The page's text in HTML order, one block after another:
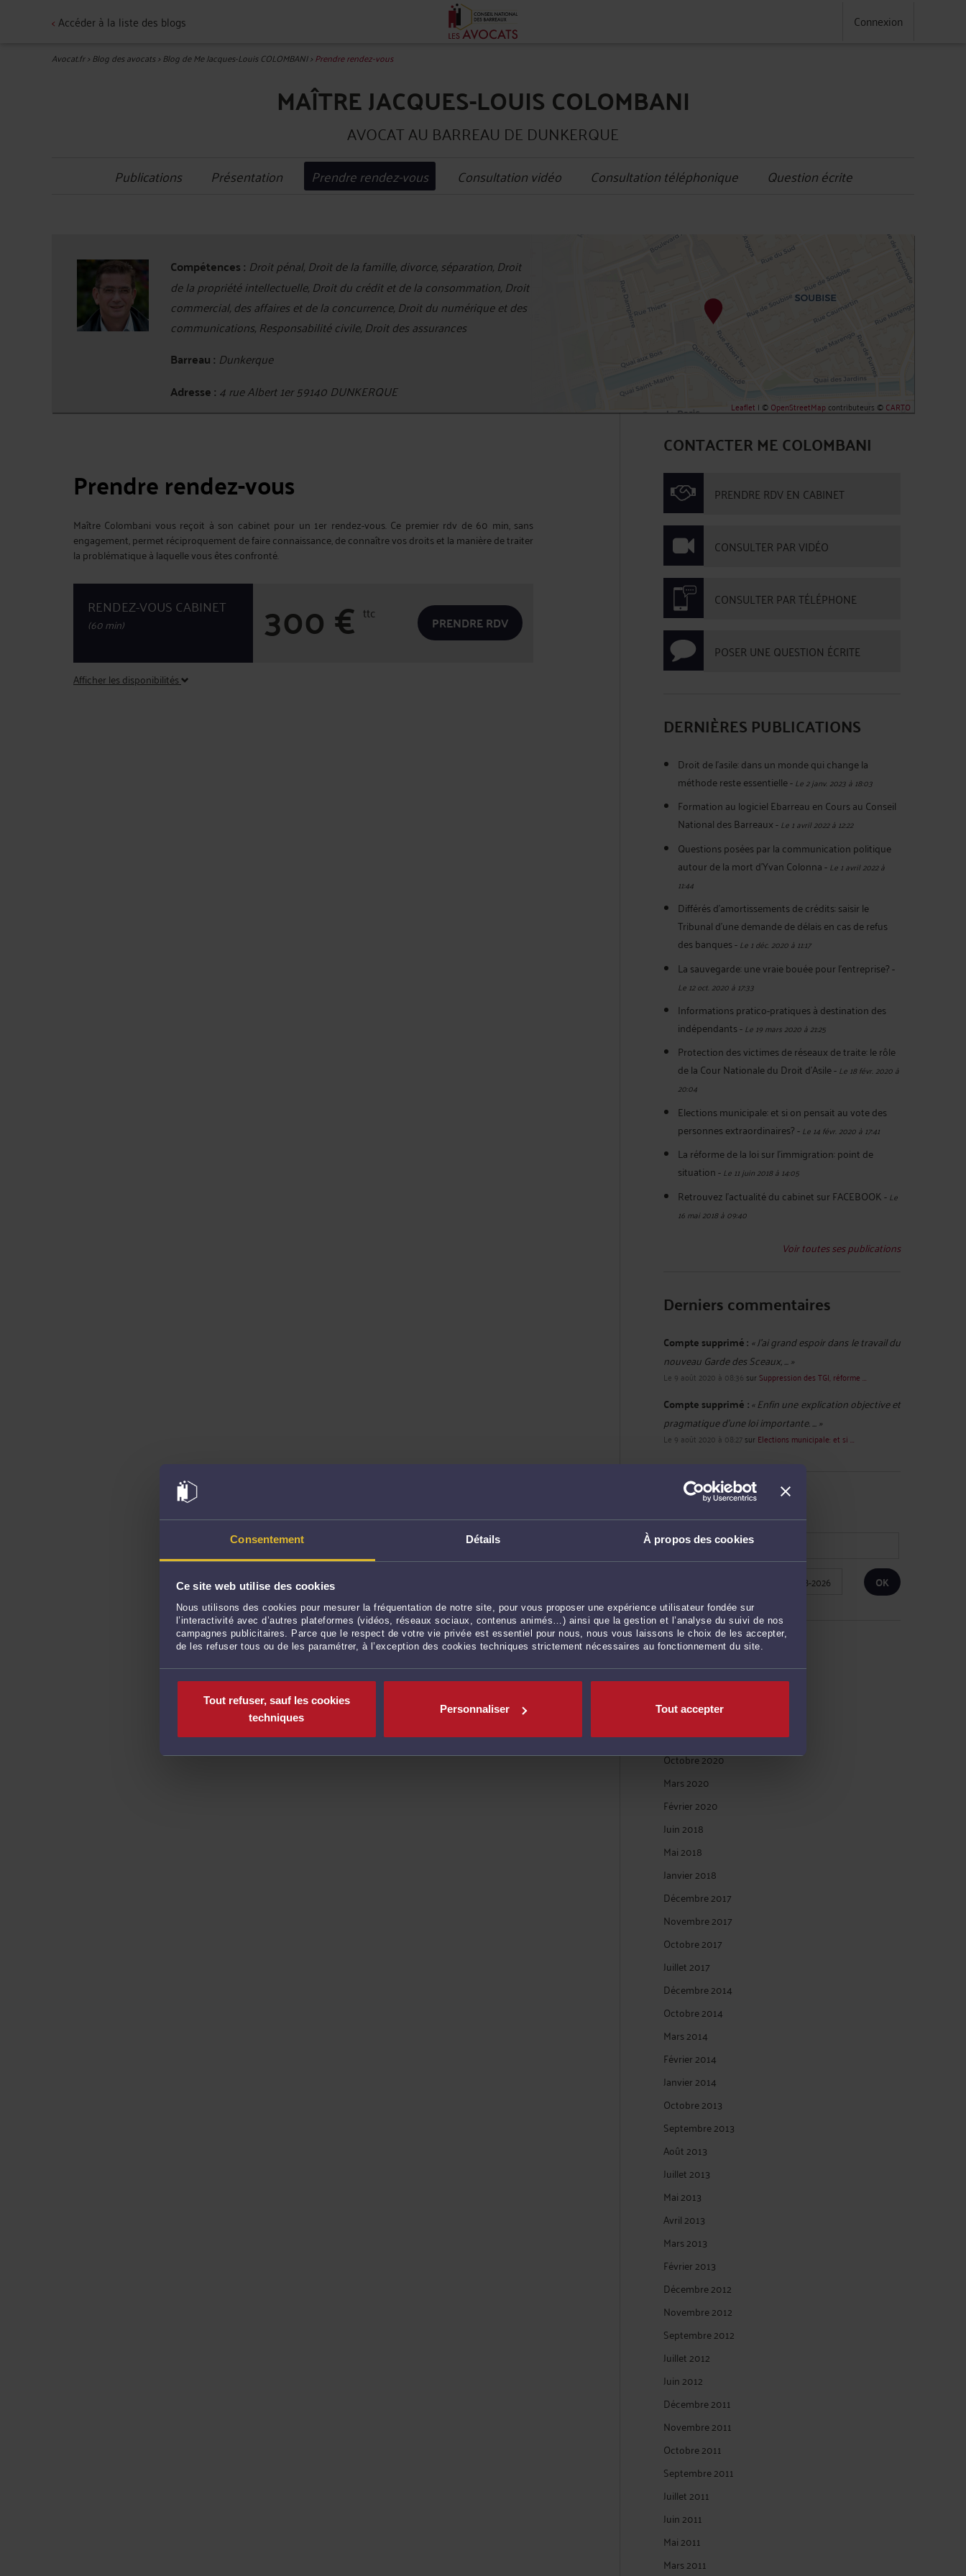
Consentement Détails À propos des cookies
Ce site web utilise des cookies
Nous utilisons des cookies pour mesurer la fréquentation de notre site, pour vous proposer une expérience utilisateur fondée sur
l’interactivité avec d’autres plateformes (vidéos, réseaux sociaux, contenus animés…) ainsi que la gestion et l’analyse du suivi de nos
campagnes publicitaires. Parce que le respect de votre vie privée est essentiel pour nous, nous vous laissons le choix de les accepter,
de les refuser tous ou de les paramétrer, à l’exception des cookies techniques strictement nécessaires au fonctionnement du site.
Tout refuser, sauf les cookies
techniques
Personnaliser Tout accepter
<Accéder à la liste des blogs Connexion
Avocat.fr>Blog des avocats>Blog de Me Jacques-Louis COLOMBANI>Prendre rendez-vous
MAÎTRE JACQUES-LOUIS COLOMBANI
AVOCAT AU BARREAU DE DUNKERQUE
Publications Présentation Prendre rendez-vous Consultation vidéo Consultation téléphonique Question écrite
Compétences : Droit pénal, Droit de la famille, divorce, séparation, Droit
de la propriété intellectuelle, Droit du crédit et de la consommation, Droit
commercial, des affaires et de la concurrence, Droit du numérique et des
communications, Responsabilité civile, Droit des assurances
Barreau : Dunkerque
Adresse : 4 rue Albert 1er 59140 DUNKERQUE
Leaflet | ©OpenStreetMapcontributeurs ©CARTO
Prendre rendez-vous
Maître Colombani vous reçoit à son cabinet pour un 1er rendez-vous. Ce premier rdv de 60 min, sans
engagement, permet réciproquement de faire connaissance, de connaître vos droits et la manière de traiter
la problématique à laquelle vous êtes confronté.
RENDEZ-VOUS CABINET
(60 min) 300€ ttc
PRENDRE RDV
Afficher les disponibilités
CONTACTER ME COLOMBANI
PRENDRE RDV EN CABINET
CONSULTER PAR VIDÉO
CONSULTER PAR TÉLÉPHONE
POSER UNE QUESTION ÉCRITE
DERNIÈRES PUBLICATIONS
Droit de l'asile: dans un monde qui change la
méthode reste essentielle-Le 2 janv. 2023 à 18:03
Formation au logiciel Ebarreau en Cours au Conseil
National des Barreaux-Le 1 avril 2022 à 12:22
Questions posées par la communication politique
autour de la mort d'Yvan Colonna-Le 1 avril 2022 à
11:44
Différés d'amortissements de crédits: saisir le
Tribunal d'une demande de délais en cas de refus
des banques-Le 1 déc. 2020 à 11:17
La sauvegarde: une vraie bouée pour l'entreprise?-
Le 12 oct. 2020 à 17:33
Informations pratico-pratiques à destination des
indépendants-Le 19 mars 2020 à 21:25
Protection des victimes de réseaux de traite: le rôle
de la Cour Nationale du Droit d'Asile-Le 18 févr. 2020 à
20:04
Elections municipale: et si on pensait au vote des
personnes extraordinaires?-Le 14 févr. 2020 à 17:41
La réforme de la loi sur l'immigration: point de
situation-Le 11 juin 2018 à 14:05
Retrouvez l'actualité du cabinet sur FACEBOOK-Le
16 mai 2018 à 09:40
Voir toutes ses publications
Derniers commentaires
Compte supprimé : « J'ai grand espoir dans le travail du
nouveau Garde des Sceaux, ... »
Le 9 août 2020 à 08:36 sur Suppression des TGI, réforme ...
Compte supprimé :« Enfin une explication objective et
pragmatique d'une loi importante. ... »
Le 9 août 2020 à 08:27sur Elections municipale: et si ...
RECHERCHE
ARCHIVES
Avril 2022
Décembre 2020
Octobre 2020
Mars 2020
Février 2020
Juin 2018
Mai 2018
Janvier 2018
Décembre 2017
Novembre 2017
Octobre 2017
Juillet 2017
Décembre 2014
Octobre 2014
Mars 2014
Février 2014
Janvier 2014
Octobre 2013
Septembre 2013
Août 2013
Juillet 2013
Mai 2013
Avril 2013
Mars 2013
Février 2013
Décembre 2012
Novembre 2012
Septembre 2012
Juillet 2012
Juin 2012
Décembre 2011
Novembre 2011
Octobre 2011
Septembre 2011
Juillet 2011
Juin 2011
Mai 2011
Mars 2011